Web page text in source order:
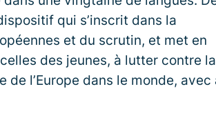
qui s’inscrit dans la
et du scrutin, et met en
des jeunes, à lutter contre la
l’Europe dans le monde, avec